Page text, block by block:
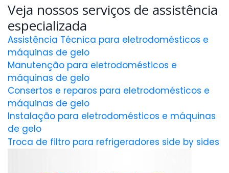
Veja nossos serviços de assistência
especializada
Assistência Técnica para eletrodomésticos e
máquinas de gelo
Manutenção para eletrodomésticos e
máquinas de gelo
Consertos e reparos para eletrodomésticos e
máquinas de gelo
Instalação para eletrodomésticos e máquinas
de gelo
Troca de filtro para refrigeradores side by sides